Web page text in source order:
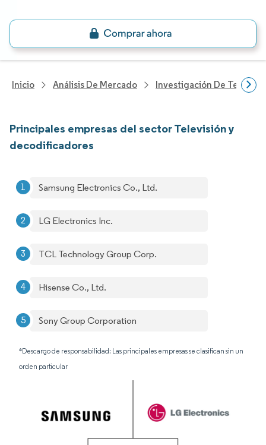
Inicio Análisis De Mercado Investigación De
Principales empresas del sector Televisión y
decodificadores
Samsung Electronics Co., Ltd.
LG Electronics Inc.
TCL Technology Group Corp.
Hisense Co., Ltd.
Sony Group Corporation
*Descargo de responsabilidad: Las principales empresas se clasifican sin un
orden particular